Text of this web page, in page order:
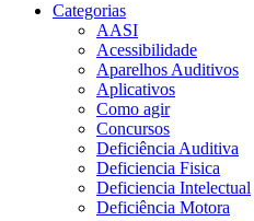
Categorias
AASI
Acessibilidade
Aparelhos Auditivos
Aplicativos
Como agir
Concursos
Deficiência Auditiva
Deficiencia Fisica
Deficiencia Intelectual
Deficiência Motora